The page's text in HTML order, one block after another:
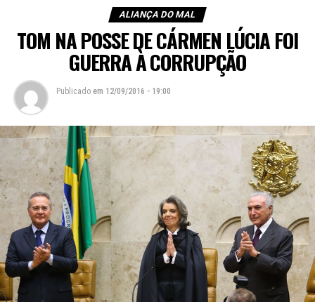
ALIANÇA DO MAL
TOM NA POSSE DE CÁRMEN LÚCIA FOI
GUERRA À CORRUPÇÃO
Publicado em 12/09/2016 - 19:00